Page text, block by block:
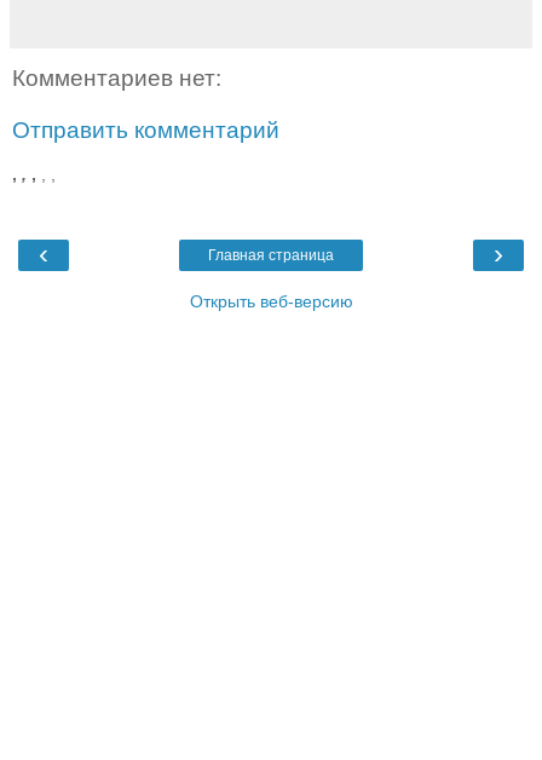
Комментариев нет:
Отправить комментарий
, , ,
‹ ›
Главная страница
Открыть веб-версию